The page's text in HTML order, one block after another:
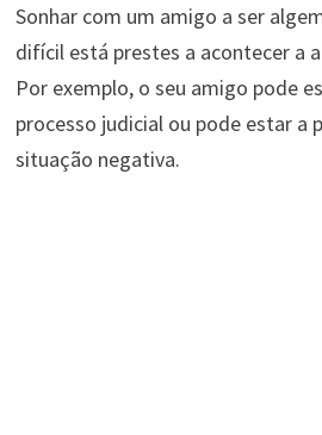
Sonhar com um amigo a ser
difícil está prestes a acontecer a
Por exemplo, o seu amigo pode
processo judicial ou pode estar a
situação negativa.